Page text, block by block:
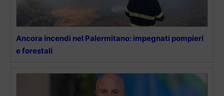
Ancora incendi nel Palermitano: impegnati pompieri
e forestali